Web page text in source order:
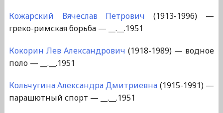
Кожарский Вячеслав Петрович (1913-1996) —
греко-римская борьба — __.__.1951
Кокорин Лев Александрович (1918-1989) — водное
поло — __.__.1951
Кольчугина Александра Дмитриевна (1915-1991) —
парашютный спорт — __.__.1951